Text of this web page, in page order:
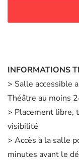
INFORMATIONS
> Salle accessible
Théâtre au moins
> Placement libre,
visibilité
> Accès à la salle
minutes avant le